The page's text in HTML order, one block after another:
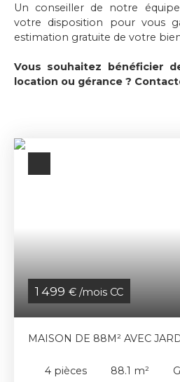
Un conseiller de notre
votre disposition pour vous
estimation gratuite de votre
Vous souhaitez bénéficier
location ou gérance ?
1 499 € /mois CC
MAISON DE 88M² AVEC
4 pièces 88.1 m²